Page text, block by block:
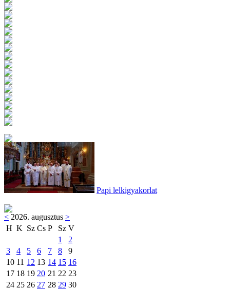
Papi lelkigyakorlat
< 2026. augusztus >
H K Sz Cs P Sz V
1
2
3
4 5 6 7 8
9
10 11 12 13 14 15 16
17 18 19 20 21 22 23
24 25 26 27 28 29 30